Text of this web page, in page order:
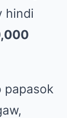
hindi
papasok